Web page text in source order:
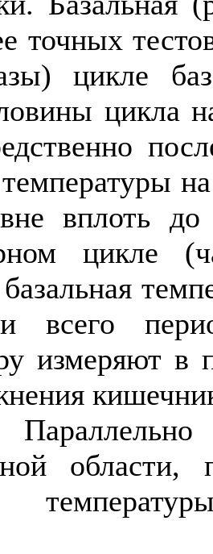
точных
цикле
цикла
вплоть
цикле
всего
измеряют
области,